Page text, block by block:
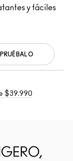
y fáciles
PRUÉBALO
$39.990